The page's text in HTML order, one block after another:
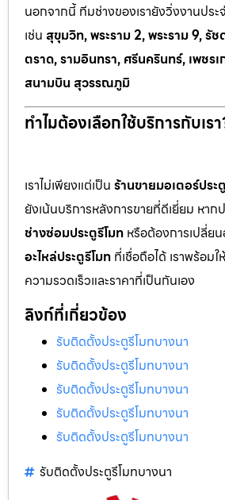
นอกจากนี้ ทีมช่างของเรายังวิ่งงานปร
เช่น สุขุมวิท, พระราม 2, พระราม 9, รั
ตราด, รามอินทรา, ศรีนครินทร์, เพชร
สนามบิน สุวรรณภูมิ
ทำไมต้องเลือกใช้บริการกับเร
เราไม่เพียงแต่เป็น ร้านขายมอเตอร์ประ
ยังเน้นบริการหลังการขายที่ดีเยี่ยม หา
ช่างซ่อมประตูรีโมท หรือต้องการเปลี่ยน
อะไหล่ประตูรีโมท ที่เชื่อถือได้ เราพร้อม
ความรวดเร็วและราคาที่เป็นกันเอง
ลิงก์ที่เกี่ยวข้อง
รับติดตั้งประตูรีโมทบางนา
รับติดตั้งประตูรีโมทบางนา
รับติดตั้งประตูรีโมทบางนา
รับติดตั้งประตูรีโมทบางนา
รับติดตั้งประตูรีโมทบางนา
รับติดตั้งประตูรีโมทบางนา